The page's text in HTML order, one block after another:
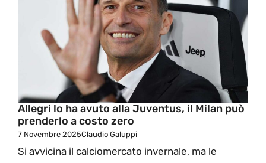
Allegri lo ha avuto alla Juventus, il Milan può
prenderlo a costo zero
7 Novembre 2025Claudio Galuppi
Si avvicina il calciomercato invernale, ma le